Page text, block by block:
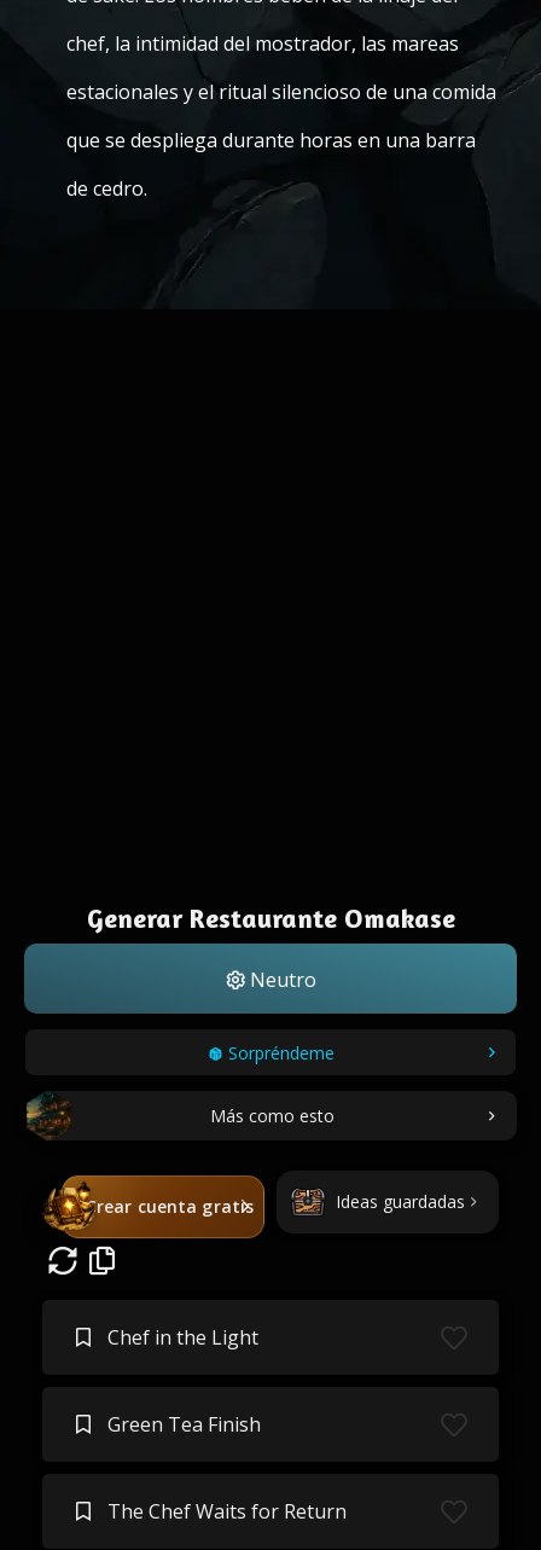
chef, la intimidad del mostrador, las mareas
estacionales y el ritual silencioso de una comida
que se despliega durante horas en una barra
de cedro.
Generar Restaurante Omakase
Neutro
Sorpréndeme
Más como esto
Crear cuenta gratis Ideas guardadas
Chef in the Light
Green Tea Finish
The Chef Waits for Return